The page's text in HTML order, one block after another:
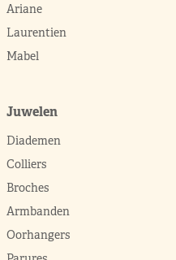
Ariane
Laurentien
Mabel
Juwelen
Diademen
Colliers
Broches
Armbanden
Oorhangers